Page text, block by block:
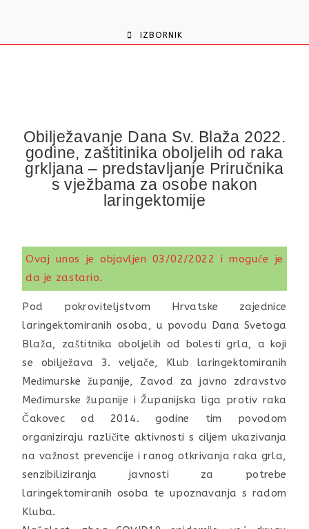
IZBORNIK
Obilježavanje Dana Sv. Blaža 2022.
godine, zaštitinika oboljelih od raka
grkljana – predstavljanje Priručnika
s vježbama za osobe nakon
laringektomije
Ovaj unos je objavljen 03/02/2022 i moguće je
da je zastario.
Pod pokroviteljstvom Hrvatske zajednice
laringektomiranih osoba, u povodu Dana Svetoga
Blaža, zaštitnika oboljelih od bolesti grla, a koji
se obilježava 3. veljače, Klub laringektomiranih
Međimurske županije, Zavod za javno zdravstvo
Međimurske županije i Županijska liga protiv raka
Čakovec od 2014. godine tim povodom
organiziraju različite aktivnosti s ciljem ukazivanja
na važnost prevencije i ranog otkrivanja raka grla,
senzibiliziranja javnosti za potrebe
laringektomiranih osoba te upoznavanja s radom
Kluba.